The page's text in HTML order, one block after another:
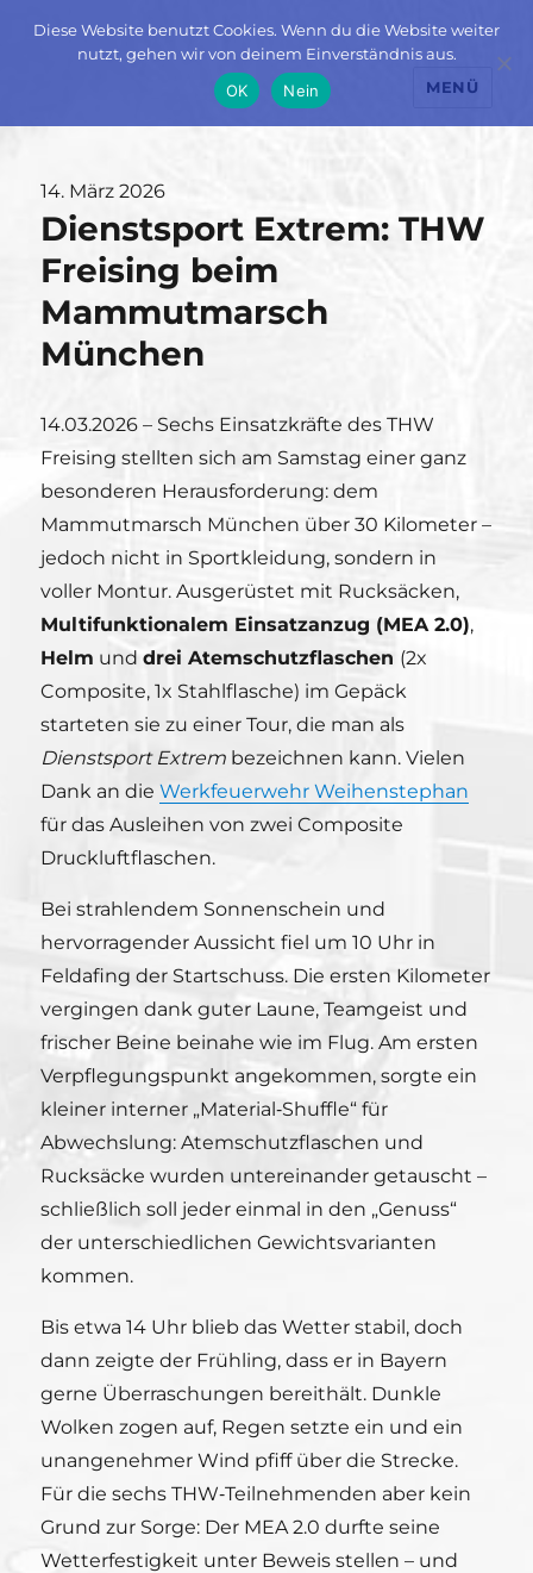
MENÜ
Veröffentlicht
am
14. März 2026
Dienstsport Extrem: THW
Freising beim
Mammutmarsch
München
14.03.2026 – Sechs Einsatzkräfte des THW
Freising stellten sich am Samstag einer ganz
besonderen Herausforderung: dem
Mammutmarsch München über 30 Kilometer –
jedoch nicht in Sportkleidung, sondern in
voller Montur. Ausgerüstet mit Rucksäcken,
Multifunktionalem Einsatzanzug (MEA 2.0),
Helm unddrei Atemschutzflaschen (2x
Composite, 1x Stahlflasche) im Gepäck
starteten sie zu einer Tour, die man als
Dienstsport Extrem bezeichnen kann. Vielen
Dank an dieWerkfeuerwehr Weihenstephan
für das Ausleihen von zwei Composite
Druckluftflaschen.
Bei strahlendem Sonnenschein und
hervorragender Aussicht fiel um 10 Uhr in
Feldafing der Startschuss. Die ersten Kilometer
vergingen dank guter Laune, Teamgeist und
frischer Beine beinahe wie im Flug. Am ersten
Verpflegungspunkt angekommen, sorgte ein
kleiner interner „Material‑Shuffle“ für
Abwechslung: Atemschutzflaschen und
Rucksäcke wurden untereinander getauscht –
schließlich soll jeder einmal in den „Genuss“
der unterschiedlichen Gewichtsvarianten
kommen.
Bis etwa 14 Uhr blieb das Wetter stabil, doch
dann zeigte der Frühling, dass er in Bayern
gerne Überraschungen bereithält. Dunkle
Wolken zogen auf, Regen setzte ein und ein
unangenehmer Wind pfiff über die Strecke.
Für die sechs THW‑Teilnehmenden aber kein
Grund zur Sorge: Der MEA 2.0 durfte seine
Wetterfestigkeit unter Beweis stellen – und
Diese Website benutzt Cookies. Wenn du die Website weiter
nutzt, gehen wir von deinem Einverständnis aus.
OK
Nein